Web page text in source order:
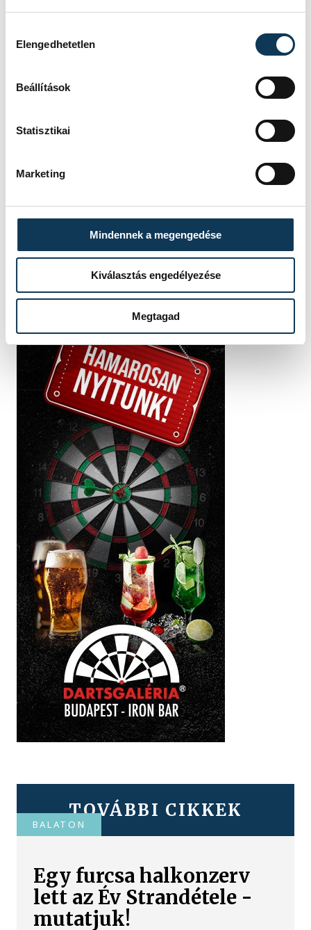
Elengedhetetlen
Beállítások
Statisztikai
Marketing
Mindennek a megengedése
Kiválasztás engedélyezése
Megtagad
Fotók: Kerényi Dóra - Magyar Vöröskereszt
Bori
TOVÁBBI CIKKEK
BALATON
Egy furcsa halkonzerv
lett az Év Strandétele -
mutatjuk!